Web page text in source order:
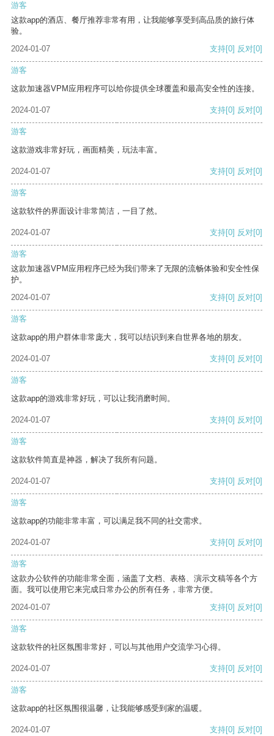
游客
这款app的酒店、餐厅推荐非常有用，让我能够享受到高品质的旅行体
验。
2024-01-07
支持[0] 反对[0]
游客
这款加速器VPM应用程序可以给你提供全球覆盖和最高安全性的连接。
2024-01-07 支持[0] 反对[0]
游客
这款游戏非常好玩，画面精美，玩法丰富。
2024-01-07 支持[0] 反对[0]
游客
这款软件的界面设计非常简洁，一目了然。
2024-01-07 支持[0] 反对[0]
游客
这款加速器VPM应用程序已经为我们带来了无限的流畅体验和安全性保
护。
2024-01-07
支持[0] 反对[0]
游客
这款app的用户群体非常庞大，我可以结识到来自世界各地的朋友。
2024-01-07 支持[0] 反对[0]
游客
这款app的游戏非常好玩，可以让我消磨时间。
2024-01-07 支持[0] 反对[0]
游客
这款软件简直是神器，解决了我所有问题。
2024-01-07 支持[0] 反对[0]
游客
这款app的功能非常丰富，可以满足我不同的社交需求。
2024-01-07 支持[0] 反对[0]
游客
这款办公软件的功能非常全面，涵盖了文档、表格、演示文稿等各个方
面。我可以使用它来完成日常办公的所有任务，非常方便。
2024-01-07
支持[0] 反对[0]
游客
这款软件的社区氛围非常好，可以与其他用户交流学习心得。
2024-01-07 支持[0] 反对[0]
游客
这款app的社区氛围很温馨，让我能够感受到家的温暖。
2024-01-07 支持[0] 反对[0]